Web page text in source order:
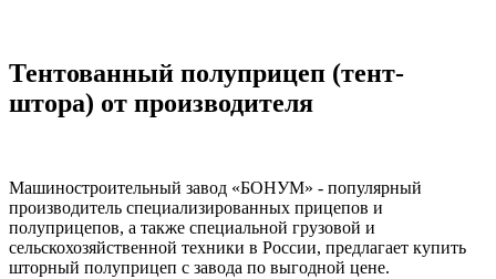
Тентованный полуприцеп (тент-
штора) от производителя
Машиностроительный завод «БОНУМ» - популярный
производитель специализированных прицепов и
полуприцепов, а также специальной грузовой и
сельскохозяйственной техники в России, предлагает купить
шторный полуприцеп с завода по выгодной цене.